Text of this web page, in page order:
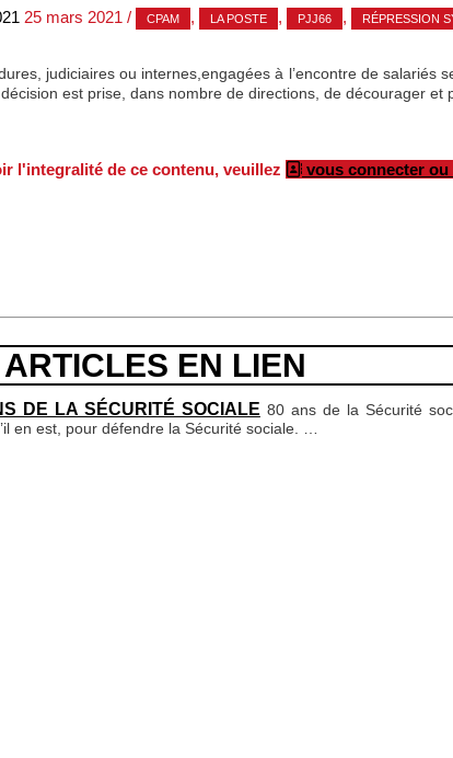
25 mars 2021 / CPAM , LA POSTE , PJJ66 , RÉPRESSION
judiciaires ou internes,engagées à l’encontre de salariés
est prise, dans nombre de directions, de décourager et
l'integralité de ce contenu, veuillez vous connecter
ARTICLES EN LIEN
DE LA SÉCURITÉ SOCIALE 80 ans de la Sécurité
en est, pour défendre la Sécurité sociale. …